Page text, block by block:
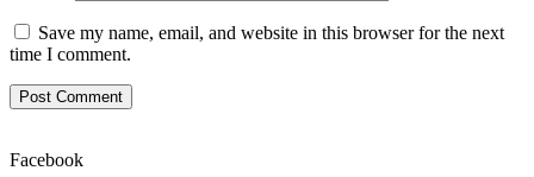
Save my name, email, and website in this browser for the next
time I comment.
Facebook